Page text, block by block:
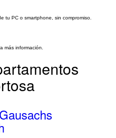
tu PC o smartphone, sin compromiso.
más información.